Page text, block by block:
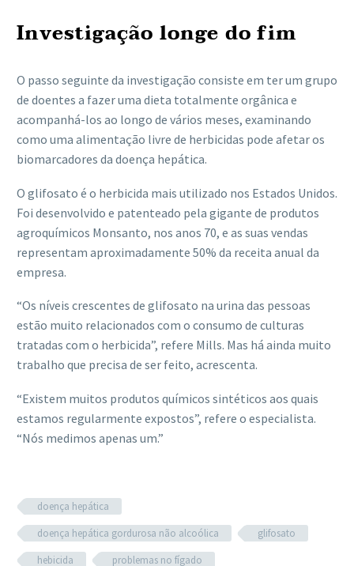
Investigação longe do fim
O passo seguinte da investigação consiste em ter um grupo
de doentes a fazer uma dieta totalmente orgânica e
acompanhá-los ao longo de vários meses, examinando
como uma alimentação livre de herbicidas pode afetar os
biomarcadores da doença hepática.
O glifosato é o herbicida mais utilizado nos Estados Unidos.
Foi desenvolvido e patenteado pela gigante de produtos
agroquímicos Monsanto, nos anos 70, e as suas vendas
representam aproximadamente 50% da receita anual da
empresa.
“Os níveis crescentes de glifosato na urina das pessoas
estão muito relacionados com o consumo de culturas
tratadas com o herbicida”, refere Mills. Mas há ainda muito
trabalho que precisa de ser feito, acrescenta.
“Existem muitos produtos químicos sintéticos aos quais
estamos regularmente expostos”, refere o especialista.
“Nós medimos apenas um.”
doença hepática
doença hepática gordurosa não alcoólica
glifosato
hebicida
problemas no fígado